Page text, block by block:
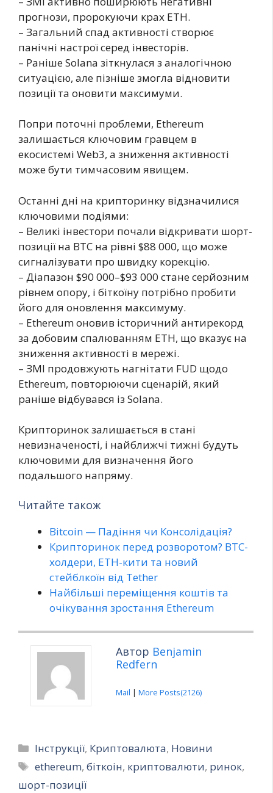
прогнози, пророкуючи крах ETH.
– Загальний спад активності створює
панічні настрої серед інвесторів.
– Раніше Solana зіткнулася з аналогічною
ситуацією, але пізніше змогла відновити
позиції та оновити максимуми.
Попри поточні проблеми, Ethereum
залишається ключовим гравцем в
екосистемі Web3, а зниження активності
може бути тимчасовим явищем.
Останні дні на крипторинку відзначилися
ключовими подіями:
– Великі інвестори почали відкривати шорт-
позиції на BTC на рівні $88 000, що може
сигналізувати про швидку корекцію.
– Діапазон $90 000–$93 000 стане серйозним
рівнем опору, і біткоїну потрібно пробити
його для оновлення максимуму.
– Ethereum оновив історичний антирекорд
за добовим спалюванням ETH, що вказує на
зниження активності в мережі.
– ЗМІ продовжують нагнітати FUD щодо
Ethereum, повторюючи сценарій, який
раніше відбувався із Solana.
Крипторинок залишається в стані
невизначеності, і найближчі тижні будуть
ключовими для визначення його
подальшого напряму.
Читайте також
Bitcoin — Падіння чи Консолідація?
Крипторинок перед розворотом? BTC-
холдери, ETH-кити та новий
стейблкоїн від Tether
Найбільші переміщення коштів та
очікування зростання Ethereum
Автор Benjamin
Redfern
Mail | More Posts(2126)
Категорії
Інструкції, Криптовалюта, Новини
Позначки
ethereum,біткоін, криптовалюти, ринок,
шорт-позиції